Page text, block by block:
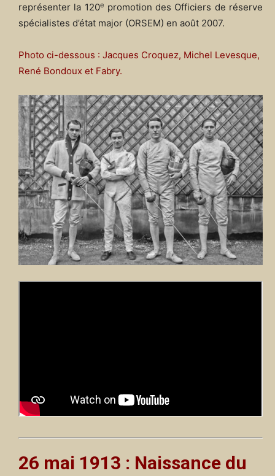
représenter la 120e promotion des Officiers de réserve
spécialistes d’état major (ORSEM) en août 2007.
Photo ci-dessous : Jacques Croquez, Michel Levesque,
René Bondoux et Fabry.
26 mai 1913 : Naissance du